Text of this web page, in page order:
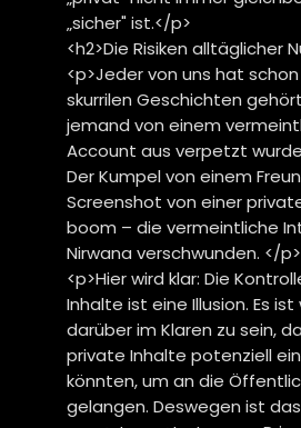
„sicher" ist.</p>
<h2>Die Risiken alltäglicher
<p>Jeder von uns hat
skurrilen Geschichten
jemand von einem
Account aus verpetzt wurde.
Der Kumpel von einem
Screenshot von einer
boom – die vermeintliche
Nirwana verschwunden. </p>
<p>Hier wird klar: Die
Inhalte ist eine Illusion. Es
darüber im Klaren zu sein,
private Inhalte potenziell
könnten, um an die
gelangen. Deswegen ist